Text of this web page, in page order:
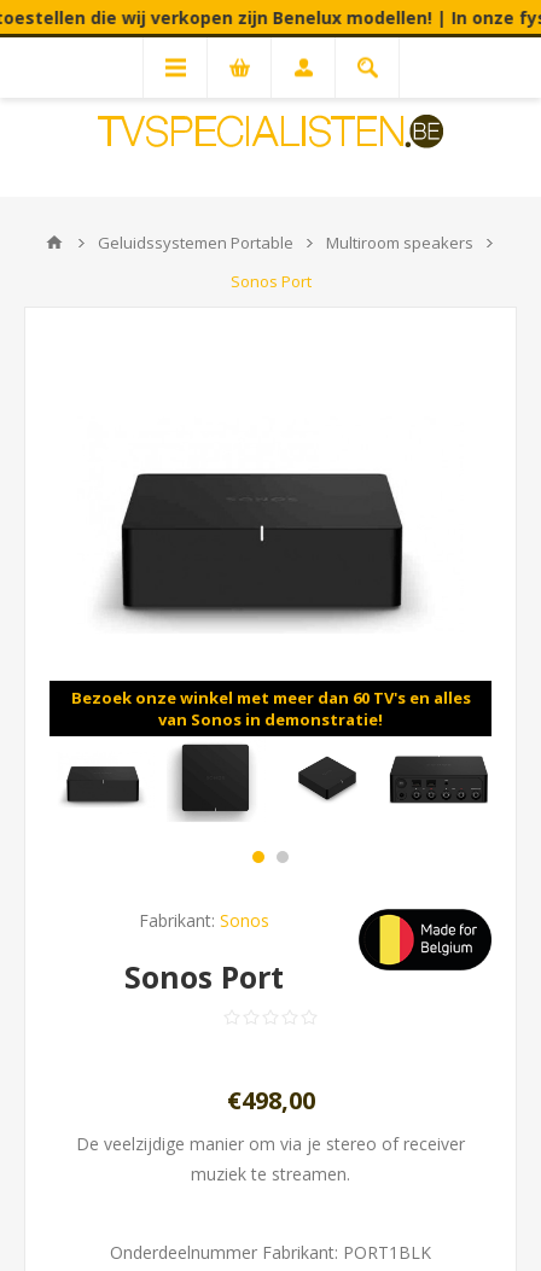
die wij verkopen zijn Benelux modellen! | In onze
Geluidssystemen Portable
Multiroom speakers
Sonos Port
Bezoek onze winkel met meer dan 60 TV's en alles
van Sonos in demonstratie!
Fabrikant: Sonos
Sonos Port
€498,00
De veelzijdige manier om via je stereo of receiver
muziek te streamen.
Onderdeelnummer Fabrikant: PORT1BLK